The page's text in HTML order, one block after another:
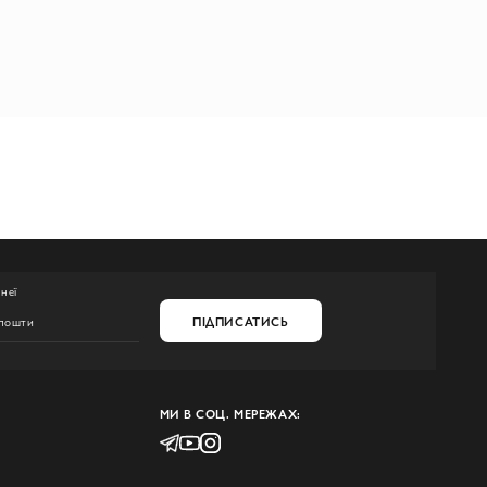
ПІДПИСАТИСЬ
МИ В СОЦ. МЕРЕЖАХ: